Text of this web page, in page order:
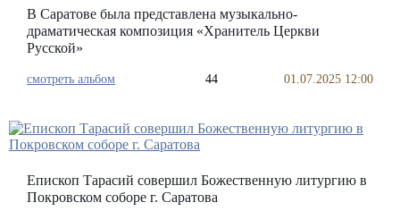
В Саратове была представлена музыкально-
драматическая композиция «Хранитель Церкви
Русской»
смотреть альбом 44 01.07.2025 12:00
Епископ Тарасий совершил Божественную литургию в
Покровском соборе г. Саратова